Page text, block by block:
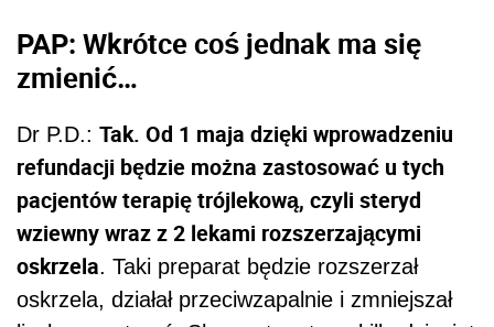
PAP: Wkrótce coś jednak ma się
zmienić…
Dr P.D.: Tak. Od 1 maja dzięki wprowadzeniu
refundacji będzie można zastosować u tych
pacjentów terapię trójlekową, czyli steryd
wziewny wraz z 2 lekami rozszerzającymi
oskrzela. Taki preparat będzie rozszerzał
oskrzela, działał przeciwzapalnie i zmniejszał